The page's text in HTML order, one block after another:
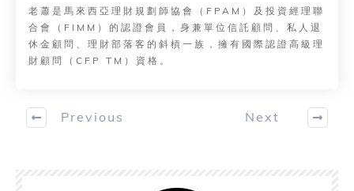
老蕭是馬來西亞理財規劃師協會（FPAM）及投資經理聯
合會（FIMM）的認證會員，身兼單位信託顧問、私人退
休金顧問、理財部落客的斜槓一族，擁有國際認證高級理
財顧問（CFP TM）資格。
Previous Next